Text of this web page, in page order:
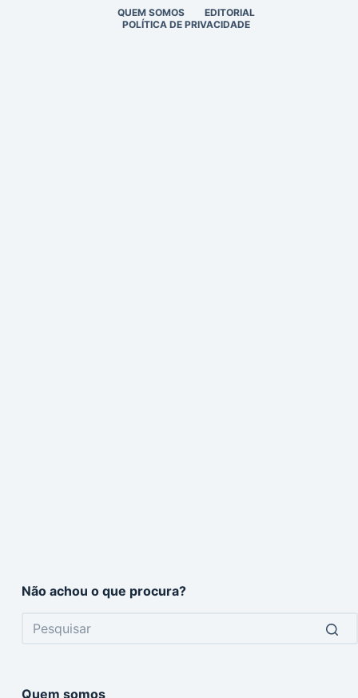
QUEM SOMOS
EDITORIAL
POLÍTICA DE PRIVACIDADE
Não achou o que procura?
Quem somos